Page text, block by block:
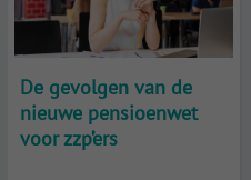
De gevolgen van de
nieuwe pensioenwet
voor zzp’ers